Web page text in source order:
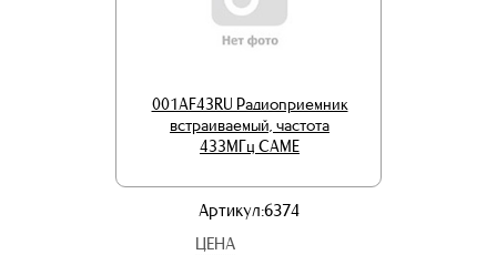
001AF43RU Радиоприемник
встраиваемый, частота
433МГц CAME
Артикул:6374
ЦЕНА